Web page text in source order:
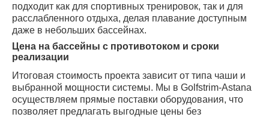
подходит как для спортивных тренировок, так и для
расслабленного отдыха, делая плавание доступным
даже в небольших бассейнах.
Цена на бассейны с противотоком и сроки
реализации
Итоговая стоимость проекта зависит от типа чаши и
выбранной мощности системы. Мы в Golfstrim-Astana
осуществляем прямые поставки оборудования, что
позволяет предлагать выгодные цены без